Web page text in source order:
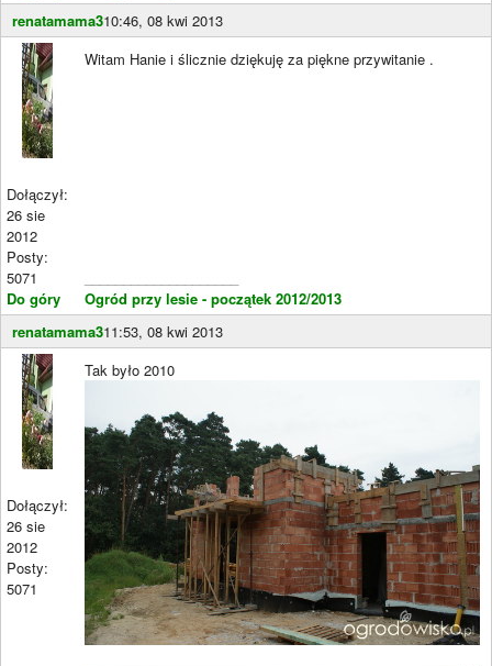
renatamama310:46, 08 kwi 2013
Dołączył:
26 sie
2012
Posty:
5071
Do góry
Witam Hanie i ślicznie dziękuję za piękne przywitanie .
Ogród przy lesie - początek 2012/2013
renatamama311:53, 08 kwi 2013
Dołączył:
26 sie
2012
Posty:
5071
Tak było 2010